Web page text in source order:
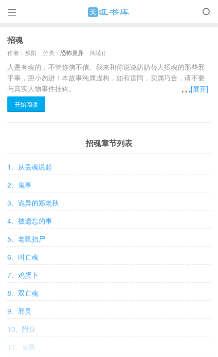

招魂
作者：烛阳 分类： 恐怖灵异 阅读()
人是有魂的，不管你信不信。我来和你说说奶奶替人招魂的那些邪
乎事，胆小勿进！本故事纯属虚构，如有雷同，实属巧合，请不要
与真实人物事件挂钩。
[展开]
开始阅读
招魂章节列表
1、从丢魂说起
2、鬼事
3、诡异的郑老秋
4、被遗忘的事
5、老鼠抬尸
6、叫亡魂
7、鸡蛋卜
8、双亡魂
9、邪灵
10、附身
11、鬼鼠